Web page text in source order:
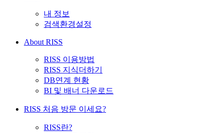
내 정보
검색환경설정
About RISS
RISS 이용방법
RISS 지식더하기
DB연계 현황
BI 및 배너 다운로드
RISS 처음 방문 이세요?
RISS란?